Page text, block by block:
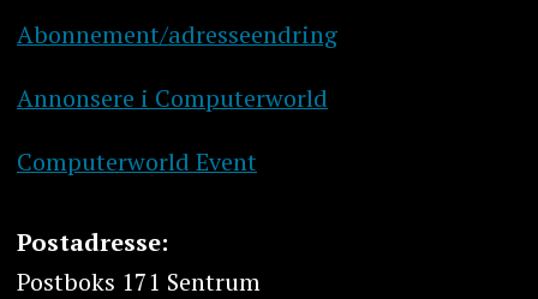
Abonnement/adresseendring
Annonsere i Computerworld
Computerworld Event
Postadresse:
Postboks 171 Sentrum